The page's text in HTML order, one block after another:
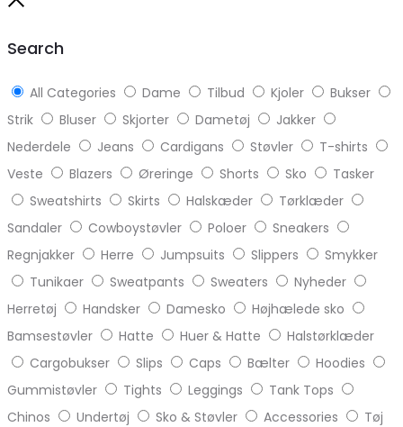
Search
All Categories Dame Tilbud Kjoler
Bukser
Strik
Bluser Skjorter Dametøj
Jakker
Nederdele
Jeans Cardigans Støvler
T-shirts
Veste
Blazers Øreringe Shorts Sko
Tasker
Sweatshirts
Skirts Halskæder
Tørklæder
Sandaler
Cowboystøvler Poloer
Sneakers
Regnjakker
Herre Jumpsuits Slippers
Smykker
Tunikaer
Sweatpants Sweaters
Nyheder
Herretøj
Handsker Damesko
Højhælede sko
Bamsestøvler
Hatte Huer & Hatte
Halstørklæder
Cargobukser
Slips Caps Bælter
Hoodies
Gummistøvler
Tights Leggings
Tank Tops
Chinos
Undertøj Sko & Støvler Accessories Tøj